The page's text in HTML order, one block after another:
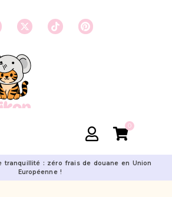
0
tranquillité : zéro frais de douane en Union
Européenne !